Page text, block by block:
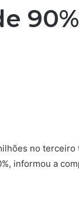
no terceiro
informou a